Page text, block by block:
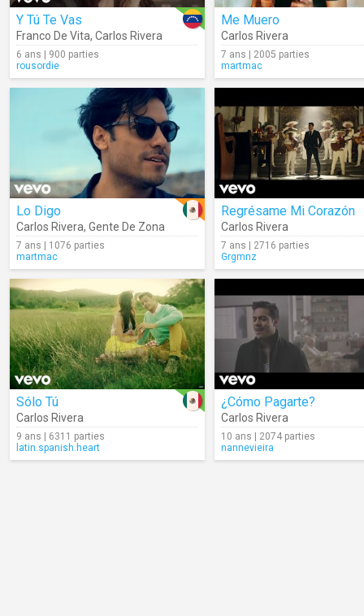
Y Tú Te Vas
Franco De Vita, Carlos Rivera
6 ans | 900 parties
rousordie
Me Muero
Carlos Rivera
7 ans | 2005 parties
martmac
Lo Digo
Carlos Rivera, Gente De Zona
7 ans | 1076 parties
martmac
Regrésame Mi Corazón
Carlos Rivera
7 ans | 2716 parties
Grgmnz
Sólo Tú
Carlos Rivera
9 ans | 6311 parties
latin.spanish.heart
¿Cómo Pagarte?
Carlos Rivera
10 ans | 2074 parties
nannevieira